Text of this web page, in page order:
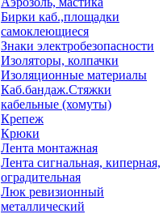
Бирки каб.,площадки
самоклеющиеся
Знаки электробезопасности
Изоляторы, колпачки
Изоляционные материалы
Каб.бандаж.Стяжки
кабельные (хомуты)
Крепеж
Крюки
Лента монтажная
Лента сигнальная, киперная,
оградительная
Люк ревизионный
металлический